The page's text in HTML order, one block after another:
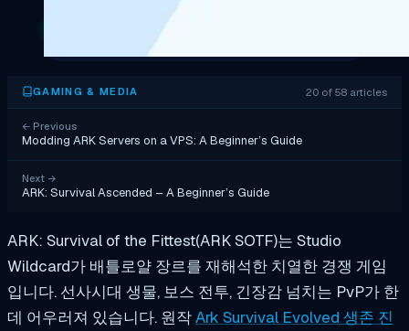
GAMING & MEDIA 20 of 58 articles
← Previous
Modding ARK Servers on a VPS: A Beginner’s Guide
Next →
ARK: Survival Ascended – A Beginner’s Guide
ARK: Survival of the Fittest(ARK SOTF)는 Studio
Wildcard가 배틀로얄 장르를 재해석한 치열한 경쟁 게임
입니다. 선사시대 생물, 보스 전투, 긴장감 넘치는 PvP가 한
데 어우러져 있습니다. 원작Ark Survival Evolved 생존 진